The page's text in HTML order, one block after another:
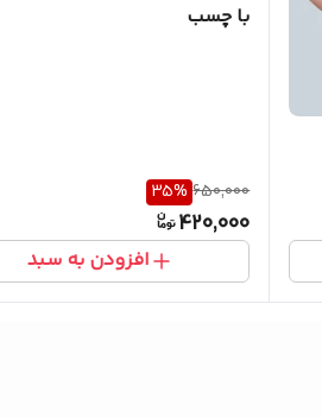
با چسب
650,000
35%
420,000
افزودن به سبد